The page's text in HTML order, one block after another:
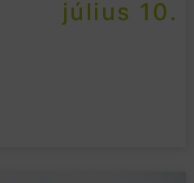
július 10.